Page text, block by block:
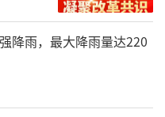
㎡样板间卧室
降雨，最大降雨量达220